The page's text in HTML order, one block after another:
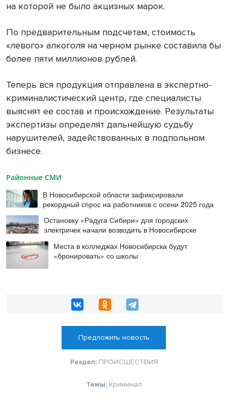
на которой не было акцизных марок.
По предварительным подсчетам, стоимость
«левого» алкоголя на черном рынке составила бы
более пяти миллионов рублей.
Теперь вся продукция отправлена в экспертно-
криминалистический центр, где специалисты
выяснят ее состав и происхождение. Результаты
экспертизы определят дальнейшую судьбу
нарушителей, задействованных в подпольном
бизнесе.
Районные СМИ
В Новосибирской области зафиксировали
рекордный спрос на работников с осени 2025 года
Остановку «Радуга Сибири» для городских
электричек начали возводить в Новосибирске
Места в колледжах Новосибирска будут
«бронировать» со школы
Предложить новость
Раздел: ПРОИСШЕСТВИЯ
Темы: Криминал